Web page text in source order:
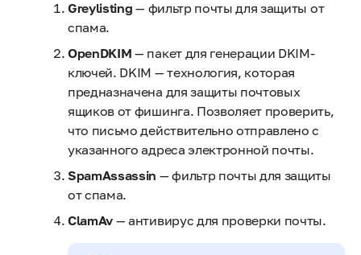
Greylisting — фильтр почты для защиты от
спама.
OpenDKIM — пакет для генерации DKIM-
ключей. DKIM — технология, которая
предназначена для защиты почтовых
ящиков от фишинга. Позволяет проверить,
что письмо действительно отправлено с
указанного адреса электронной почты.
SpamAssassin — фильтр почты для защиты
от спама.
ClamAv — антивирус для проверки почты.